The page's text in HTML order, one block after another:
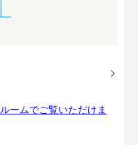
ームでご覧いただけま